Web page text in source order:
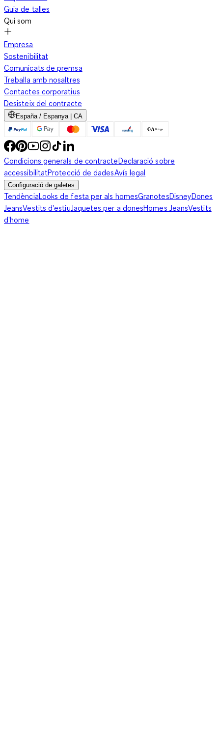
Guia de talles
Qui som
Empresa
Sostenibilitat
Comunicats de premsa
Treballa amb nosaltres
Contactes corporatius
Desisteix del contracte
España / Espanya | CA
Condicions generals de contracteDeclaració sobre
accessibilitatProtecció de dadesAvís legal
Configuració de galetes
TendènciaLooks de festa per als homesGranotesDisneyDones
JeansVestits d'estiu Jaquetes per a donesHomes JeansVestits
d'home